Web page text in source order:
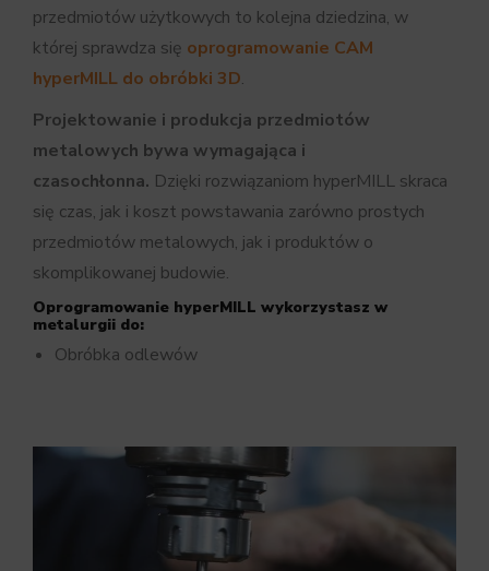
przedmiotów użytkowych to kolejna dziedzina, w
której sprawdza się oprogramowanie CAM
hyperMILL do obróbki 3D.
Projektowanie i produkcja przedmiotów
metalowych bywa wymagająca i
czasochłonna. Dzięki rozwiązaniom hyperMILL skraca
się czas, jak i koszt powstawania zarówno prostych
przedmiotów metalowych, jak i produktów o
skomplikowanej budowie.
Oprogramowanie hyperMILL wykorzystasz w
metalurgii do:
Obróbka odlewów